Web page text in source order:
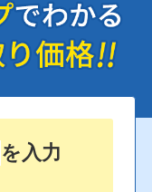
を入力